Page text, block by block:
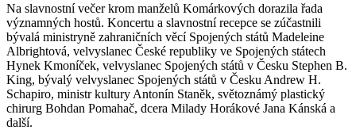
Na slavnostní večer krom manželů Komárkových dorazila řada
významných hostů. Koncertu a slavnostní recepce se zúčastnili
bývalá ministryně zahraničních věcí Spojených států Madeleine
Albrightová, velvyslanec České republiky ve Spojených státech
Hynek Kmoníček, velvyslanec Spojených států v Česku Stephen B.
King, bývalý velvyslanec Spojených států v Česku Andrew H.
Schapiro, ministr kultury Antonín Staněk, světoznámý plastický
chirurg Bohdan Pomahač, dcera Milady Horákové Jana Kánská a
další.